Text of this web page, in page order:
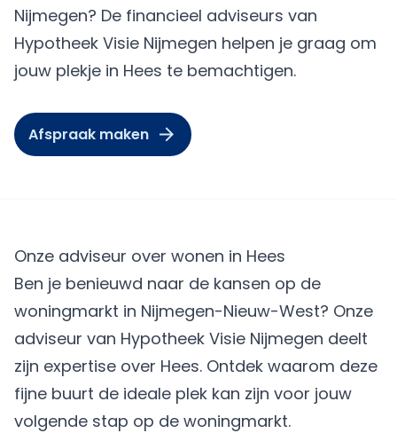
Nijmegen? De financieel adviseurs van
Hypotheek Visie Nijmegen helpen je graag om
jouw plekje in Hees te bemachtigen.
Afspraak maken
Onze adviseur over wonen in Hees
Ben je benieuwd naar de kansen op de
woningmarkt in Nijmegen-Nieuw-West? Onze
adviseur van Hypotheek Visie Nijmegen deelt
zijn expertise over Hees. Ontdek waarom deze
fijne buurt de ideale plek kan zijn voor jouw
volgende stap op de woningmarkt.